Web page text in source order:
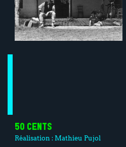
50 CENTS
Réalisation : Mathieu Pujol